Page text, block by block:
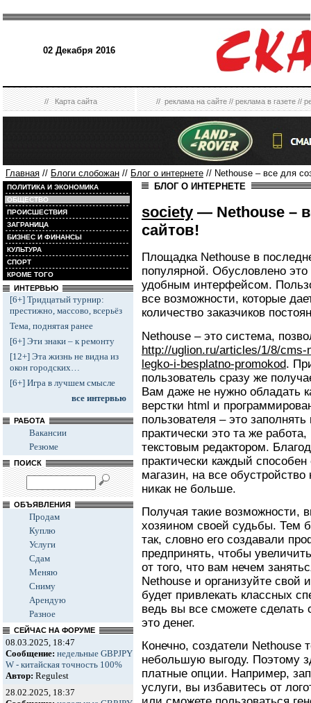
02 Декабря 2016
//Карта сайта //реклама на сайте//реклама в газете//
Главная // Блоги слобожан // Блог о интернете // Nethouse – все для
ПОЛИТИКА И ЭКОНОМИКА
ОБЩЕСТВО
ПРОИСШЕСТВИЯ
ЗАГРАНИЦА
БИЗНЕС И ФИНАНСЫ
КУЛЬТУРА
СПОРТ
КРОМЕ ТОГО
ИНТЕРВЬЮ
[6+] Тридцатый турнир:
престижно, массово, всерьёз
Тема, поднятая ранее
[6+] Эти знаки – к ремонту
[12+] Эта жизнь не видна из
окон городских…
[6+] Игра в лучшем смысле
все интервью
РАБОТА
Вакансии
Резюме
ПОИСК
ОБЪЯВЛЕНИЯ
Продам
Куплю
Услуги
Сдам
Меняю
Сниму
Арендую
Разное
СЕЙЧАС НА ФОРУМЕ
08.03.2025, 18:47
Сообщение: недельные GBPJPY
W - китайская точность 100%
Автор: Regulest
28.02.2025, 18:37
БЛОГ О ИНТЕРНЕТЕ
society — Nethouse –
сайтов!
Площадка Nethouse в
популярной. Обусловлено
удобным интерфейсом.
все возможности, которые
количество заказчиков
Nethouse – это система,
http://uglion.ru/articles/1/8/
legko-i-besplatno-promokod.
пользователь сразу же
Вам даже не нужно обладать
верстки html и
пользователя – это
практически это та же
текстовым редактором.
практически каждый
магазин, на все
никак не больше.
Получая такие возможности,
хозяином своей судьбы. Тем
так, словно его создавали
предпринять, чтобы
от того, что вам нечем
Nethouse и организуйте свой
будет привлекать классных
ведь вы все сможете сделать
это денег.
Конечно, создатели Nethouse
небольшую выгоду. Поэтому
платные опции. Например,
услуги, вы избавитесь от